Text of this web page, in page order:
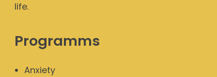
life.
Programms
Anxiety